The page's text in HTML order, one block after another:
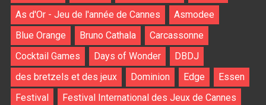
As d'Or - Jeu de l'année de Cannes
Asmodee
Blue Orange
Bruno Cathala
Carcassonne
Cocktail Games
Days of Wonder
DBDJ
des bretzels et des jeux
Dominion Edge
Essen
Festival
Festival International des Jeux de Cannes